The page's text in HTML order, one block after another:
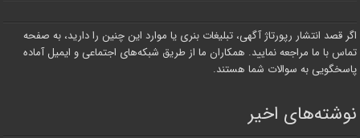
اگر قصد انتشار رپورتاژ آگهی، تبلیغات بنری یا موارد این چنین را دارید، به صفحه
تماس با ما مراجعه نمایید. همکاران ما از طریق شبکه‌های اجتماعی و ایمیل آماده
پاسخگویی به سوالات شما هستند.
نوشته‌های اخیر